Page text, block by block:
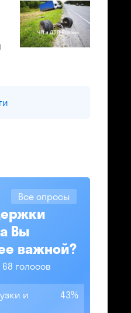
Все опросы
Вы
важной?
68 голосов
и
43%